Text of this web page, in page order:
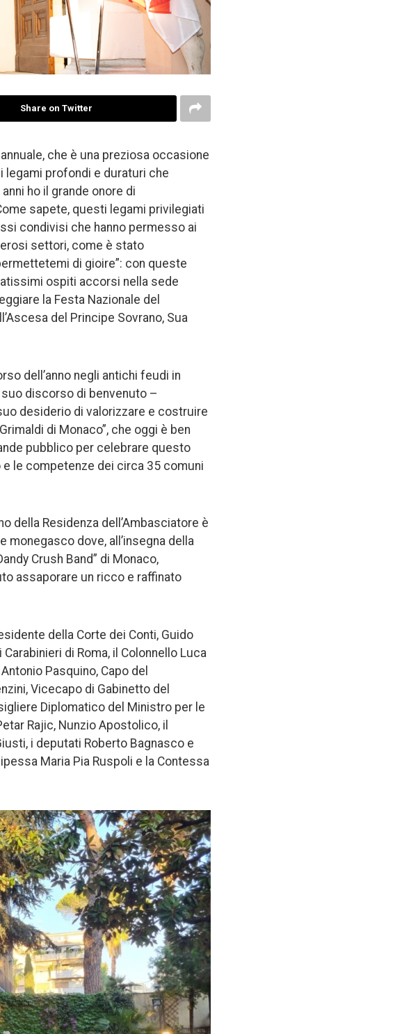
Share on Twitter
che è una preziosa occasione
legami profondi e duraturi che
ho il grande onore di
sapete, questi legami privilegiati
condivisi che hanno permesso ai
settori, come è stato
di gioire”: con queste
ospiti accorsi nella sede
la Festa Nazionale del
del Principe Sovrano, Sua
dell’anno negli antichi feudi in
suo discorso di benvenuto –
desiderio di valorizzare e costruire
di Monaco”, che oggi è ben
pubblico per celebrare questo
le competenze dei circa 35 comuni
della Residenza dell’Ambasciatore è
dove, all’insegna della
Crush Band” di Monaco,
assaporare un ricco e raffinato
della Corte dei Conti, Guido
di Roma, il Colonnello Luca
Pasquino, Capo del
Vicecapo di Gabinetto del
Diplomatico del Ministro per le
Rajic, Nunzio Apostolico, il
i deputati Roberto Bagnasco e
Maria Pia Ruspoli e la Contessa